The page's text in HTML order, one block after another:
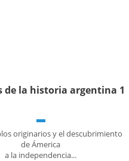
de la historia argentina 1
originarios y el descubrimiento
de Ámerica
a la independencia...